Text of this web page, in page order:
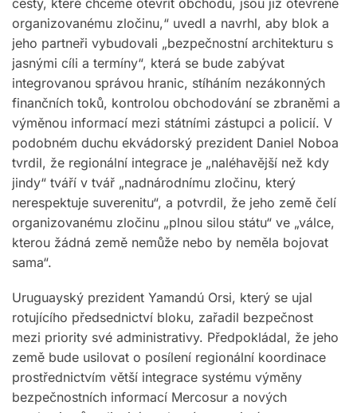
organizovanému zločinu,“ uvedl a navrhl, aby blok a
jeho partneři vybudovali „bezpečnostní architekturu s
jasnými cíli a termíny“, která se bude zabývat
integrovanou správou hranic, stíháním nezákonných
finančních toků, kontrolou obchodování se zbraněmi a
výměnou informací mezi státními zástupci a policií. V
podobném duchu ekvádorský prezident Daniel Noboa
tvrdil, že regionální integrace je „naléhavější než kdy
jindy“ tváří v tvář „nadnárodnímu zločinu, který
nerespektuje suverenitu“, a potvrdil, že jeho země čelí
organizovanému zločinu „plnou silou státu“ ve „válce,
kterou žádná země nemůže nebo by neměla bojovat
sama“.
Uruguayský prezident Yamandú Orsi, který se ujal
rotujícího předsednictví bloku, zařadil bezpečnost
mezi priority své administrativy. Předpokládal, že jeho
země bude usilovat o posílení regionální koordinace
prostřednictvím větší integrace systému výměny
bezpečnostních informací Mercosur a nových